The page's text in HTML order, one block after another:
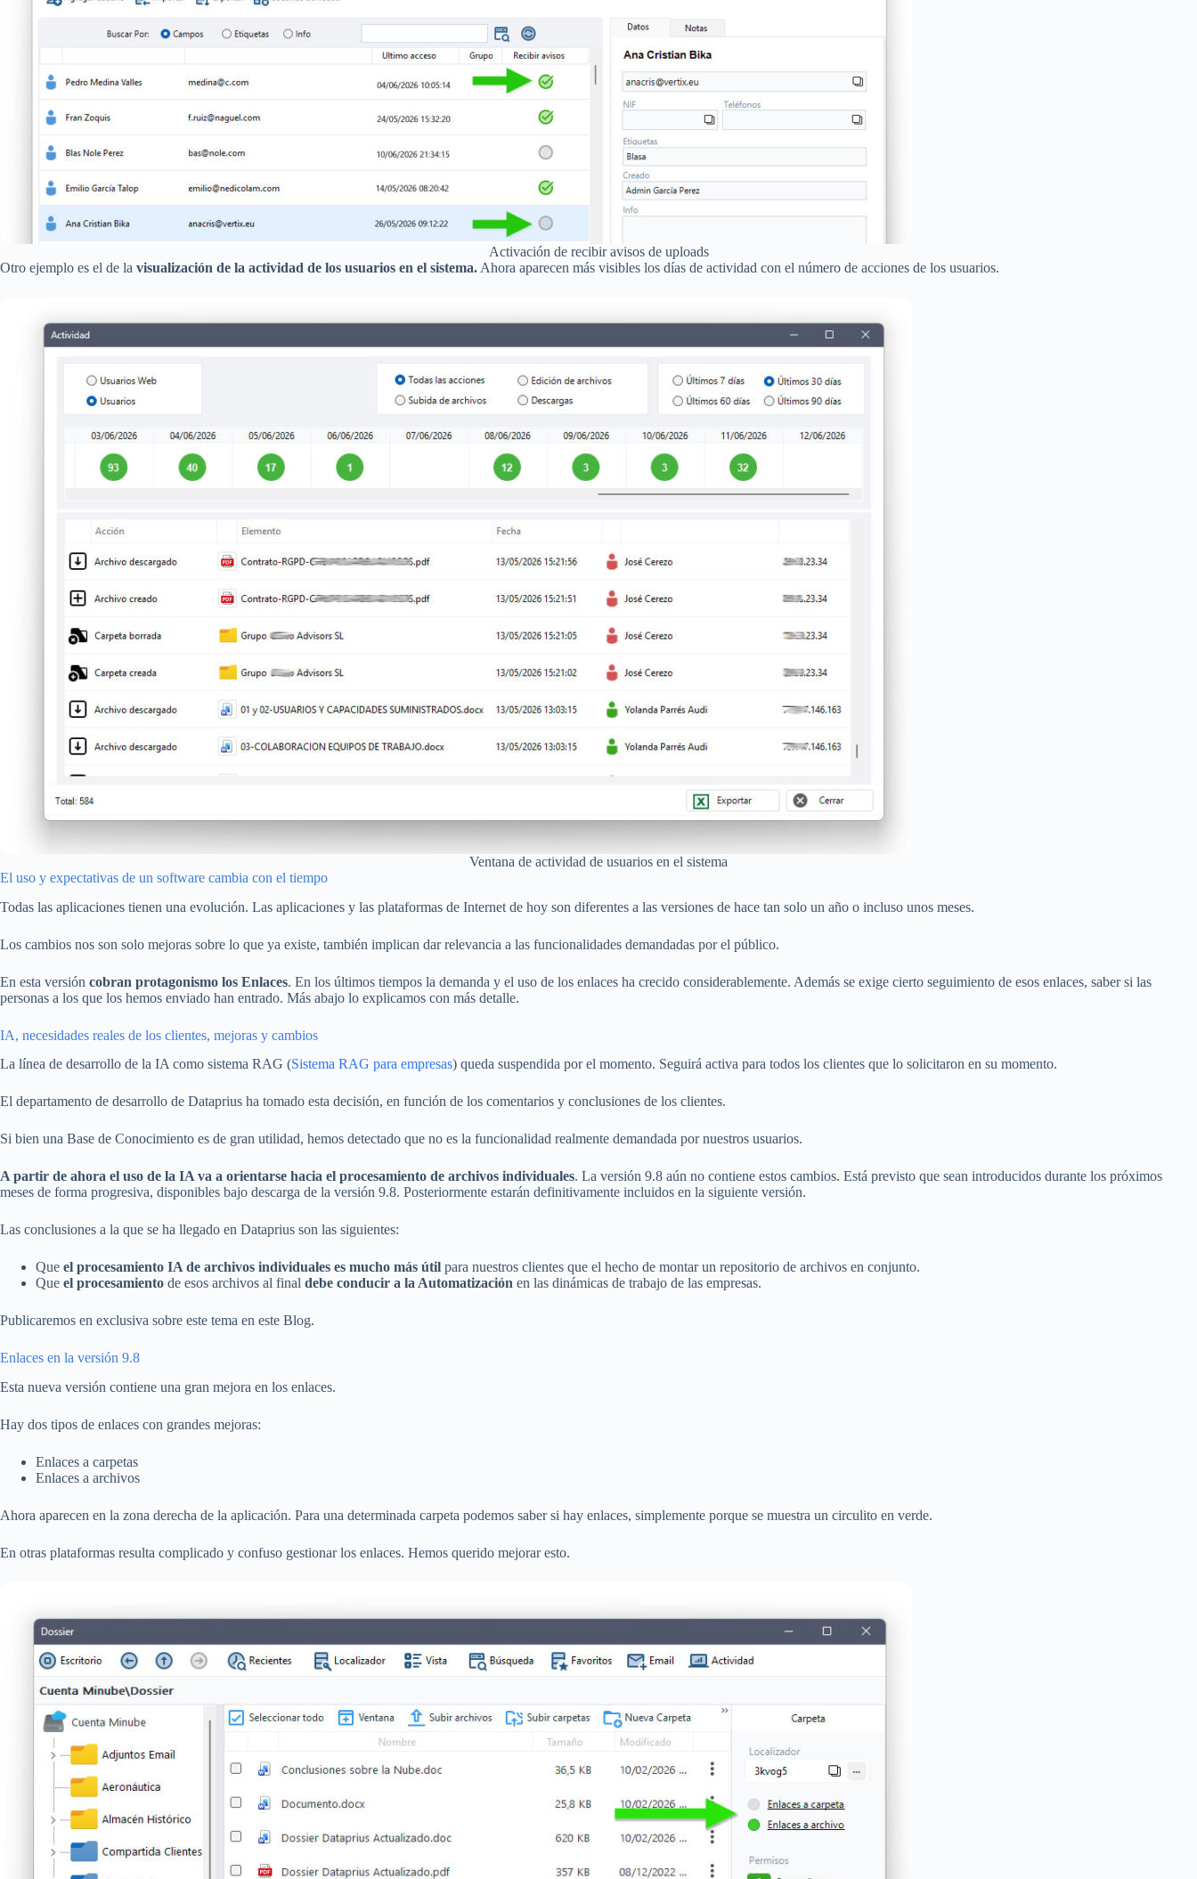
Activación de recibir avisos de uploads
Otro ejemplo es el de la visualización de la actividad de los usuarios en el sistema. Ahora aparecen más visibles los días de actividad con el número de acciones de los usuarios.
Ventana de actividad de usuarios en el sistema
El uso y expectativas de un software cambia con el tiempo
Todas las aplicaciones tienen una evolución. Las aplicaciones y las plataformas de Internet de hoy son diferentes a las versiones de hace tan solo un año o incluso unos meses.
Los cambios nos son solo mejoras sobre lo que ya existe, también implican dar relevancia a las funcionalidades demandadas por el público.
En esta versión cobran protagonismo los Enlaces. En los últimos tiempos la demanda y el uso de los enlaces ha crecido considerablemente. Además se exige cierto seguimiento de esos enlaces, saber si las
personas a los que los hemos enviado han entrado. Más abajo lo explicamos con más detalle.
IA, necesidades reales de los clientes, mejoras y cambios
La línea de desarrollo de la IA como sistema RAG (Sistema RAG para empresas) queda suspendida por el momento. Seguirá activa para todos los clientes que lo solicitaron en su momento.
El departamento de desarrollo de Dataprius ha tomado esta decisión, en función de los comentarios y conclusiones de los clientes.
Si bien una Base de Conocimiento es de gran utilidad, hemos detectado que no es la funcionalidad realmente demandada por nuestros usuarios.
A partir de ahora el uso de la IA va a orientarse hacia el procesamiento de archivos individuales. La versión 9.8 aún no contiene estos cambios. Está previsto que sean introducidos durante los próximos
meses de forma progresiva, disponibles bajo descarga de la versión 9.8. Posteriormente estarán definitivamente incluidos en la siguiente versión.
Las conclusiones a la que se ha llegado en Dataprius son las siguientes:
Que el procesamiento IA de archivos individuales es mucho más útil para nuestros clientes que el hecho de montar un repositorio de archivos en conjunto.
Que el procesamiento de esos archivos al final debe conducir a la Automatización en las dinámicas de trabajo de las empresas.
Publicaremos en exclusiva sobre este tema en este Blog.
Enlaces en la versión 9.8
Esta nueva versión contiene una gran mejora en los enlaces.
Hay dos tipos de enlaces con grandes mejoras:
Enlaces a carpetas
Enlaces a archivos
Ahora aparecen en la zona derecha de la aplicación. Para una determinada carpeta podemos saber si hay enlaces, simplemente porque se muestra un circulito en verde.
En otras plataformas resulta complicado y confuso gestionar los enlaces. Hemos querido mejorar esto.